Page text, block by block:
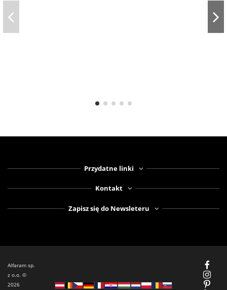
Przydatne linki
Kontakt
Zapisz się do Newsleteru
Alfaram sp.
z o.o. ©
2026